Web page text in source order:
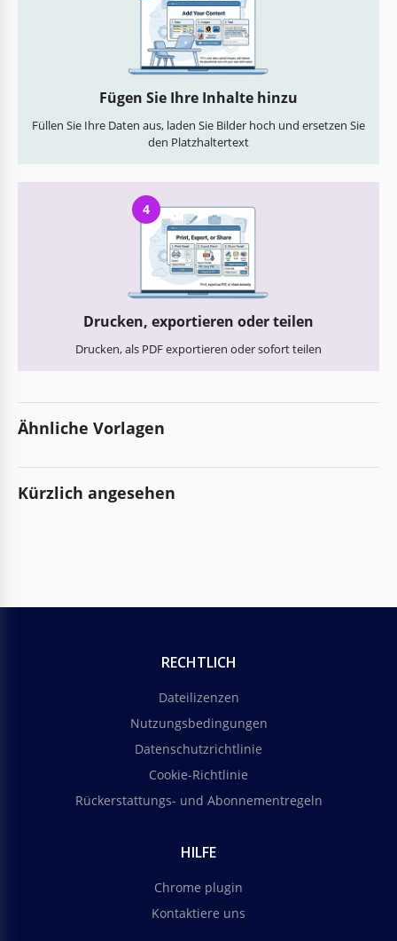
Fügen Sie Ihre Inhalte hinzu
Füllen Sie Ihre Daten aus, laden Sie Bilder hoch und ersetzen Sie
den Platzhaltertext
4
Drucken, exportieren oder teilen
Drucken, als PDF exportieren oder sofort teilen
Ähnliche Vorlagen
Kürzlich angesehen
RECHTLICH
Dateilizenzen
Nutzungsbedingungen
Datenschutzrichtlinie
Cookie-Richtlinie
Rückerstattungs- und Abonnementregeln
HILFE
Chrome plugin
Kontaktiere uns